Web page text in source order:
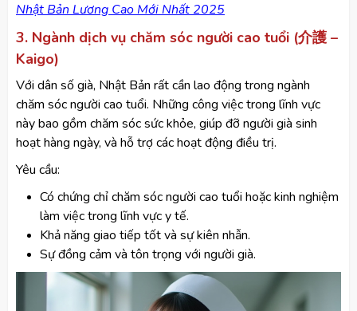
Nhật Bản Lương Cao Mới Nhất 2025
3. Ngành dịch vụ chăm sóc người cao tuổi (介護 –
Kaigo)
Với dân số già, Nhật Bản rất cần lao động trong ngành
chăm sóc người cao tuổi. Những công việc trong lĩnh vực
này bao gồm chăm sóc sức khỏe, giúp đỡ người già sinh
hoạt hàng ngày, và hỗ trợ các hoạt động điều trị.
Yêu cầu:
Có chứng chỉ chăm sóc người cao tuổi hoặc kinh nghiệm
làm việc trong lĩnh vực y tế.
Khả năng giao tiếp tốt và sự kiên nhẫn.
Sự đồng cảm và tôn trọng với người già.